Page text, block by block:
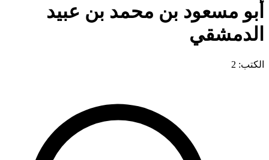
أبو مسعود بن محمد بن عبيد
الدمشقي
الكتب: 2